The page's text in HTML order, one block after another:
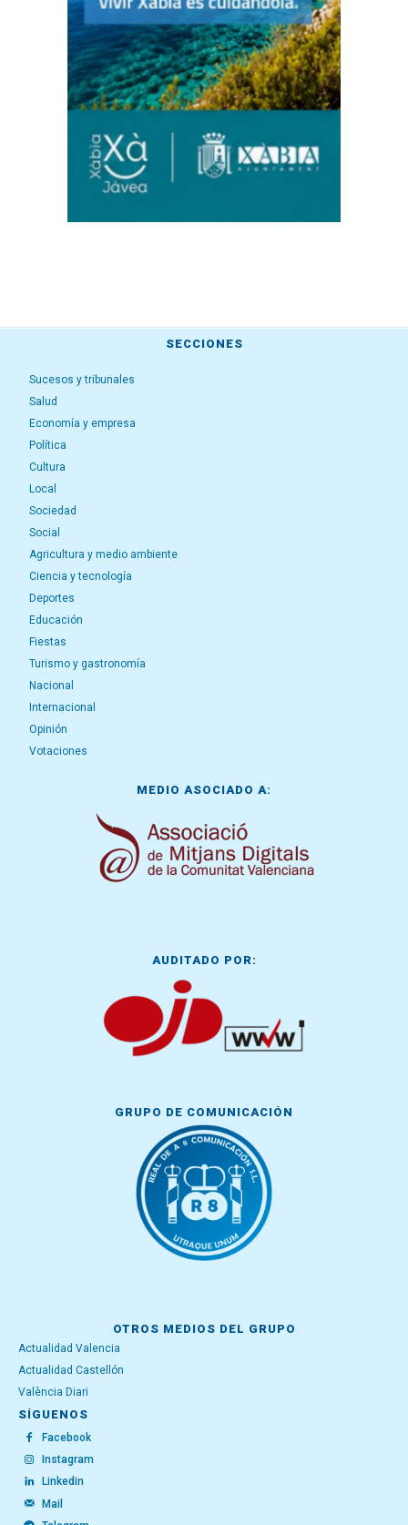
SECCIONES
Sucesos y tribunales
Salud
Economía y empresa
Política
Cultura
Local
Sociedad
Social
Agricultura y medio ambiente
Ciencia y tecnología
Deportes
Educación
Fiestas
Turismo y gastronomía
Nacional
Internacional
Opinión
Votaciones
MEDIO ASOCIADO A:
AUDITADO POR:
GRUPO DE COMUNICACIÓN
OTROS MEDIOS DEL GRUPO
Actualidad Valencia
Actualidad Castellón
València Diari
SÍGUENOS
Facebook
Instagram
Linkedin
Mail